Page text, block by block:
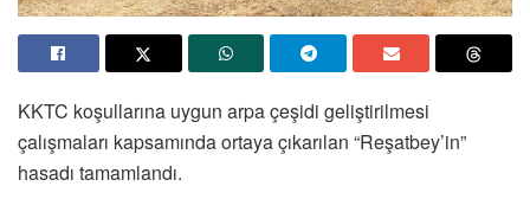
KKTC koşullarına uygun arpa çeşidi geliştirilmesi
çalışmaları kapsamında ortaya çıkarılan “Reşatbey’in”
hasadı tamamlandı.